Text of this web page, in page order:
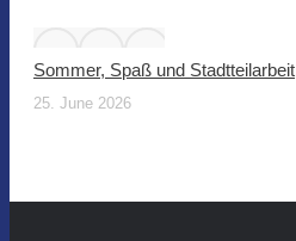
Sommer, Spaß und Stadtteilarbeit
25. June 2026